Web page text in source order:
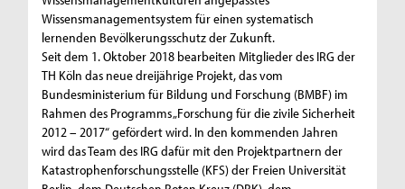
Wissensmanagementsystem für einen systematisch
lernenden Bevölkerungsschutz der Zukunft.
Seit dem 1. Oktober 2018 bearbeiten Mitglieder des IRG der
TH Köln das neue dreijährige Projekt, das vom
Bundesministerium für Bildung und Forschung (BMBF) im
Rahmen des Programms „Forschung für die zivile Sicherheit
2012 – 2017“ gefördert wird. In den kommenden Jahren
wird das Team des IRG dafür mit den Projektpartnern der
Katastrophenforschungsstelle (KFS) der Freien Universität